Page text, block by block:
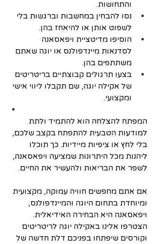
והתחושות.
נסו להבחין במחשבות וברגשות בלי
לשפוט אותן או להיאחז בהן.
הוסיפו מדיטציית ויפאסאנה
לסדנאות מיינדפולנס או יוגה שאתם
משתתפים בהן.
בצעו תרגולים קבוצתיים בריטריטים
של אקילה יוגה, שם תקבלו ליווי אישי
ומקצועי.
המפתח להצלחה הוא להתמיד ולתת
למודעות הטבעית להתפתח בקצב שלכם,
בלי לחץ או ציפיות מיידיות. כך תוכלו
ליהנות מכל היתרונות שמציעה ויפאסאנה,
לשפר את הבריאות ולהעשיר את החיים.
אם אתם מחפשים חוויה עמוקה, מקצועית
ומיוחדת בתחום היוגה והמיינדפולנס,
ויפאסאנה היא הבחירה האידיאלית.
הצטרפו אלינו באקילה יוגה לריטריטים
וקורסים שיפתחו בפניכם דלת חדשה של